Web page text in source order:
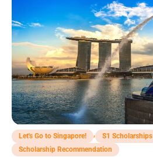
Let's Go to Singapore! , S1 Scholarships
Scholarship Recommendation